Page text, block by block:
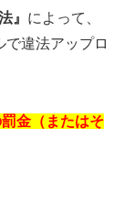
』 によって、
で違法アップロ
金（またはそ